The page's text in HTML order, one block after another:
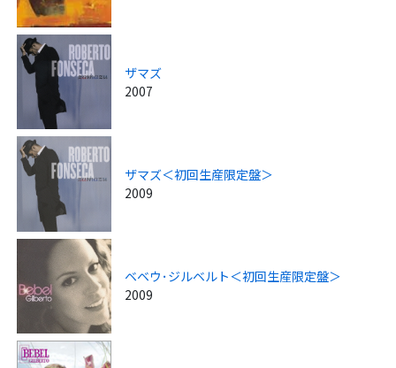
ザマズ
2007
ザマズ＜初回生産限定盤＞
2009
ベベウ･ジルベルト＜初回生産限定盤＞
2009